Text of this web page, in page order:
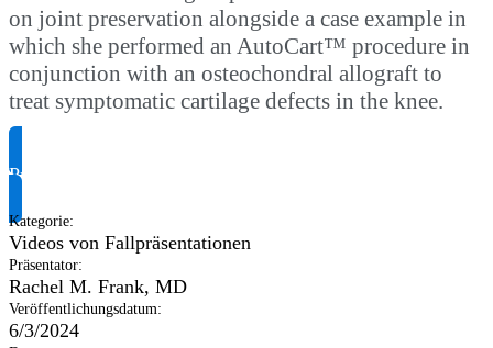
on joint preservation alongside a case example in
which she performed an AutoCart™ procedure in
conjunction with an osteochondral allograft to
treat symptomatic cartilage defects in the knee.
Produktinformationen anfragen
Kategorie:
Videos von Fallpräsentationen
Präsentator:
Rachel M. Frank, MD
Veröffentlichungsdatum:
6/3/2024